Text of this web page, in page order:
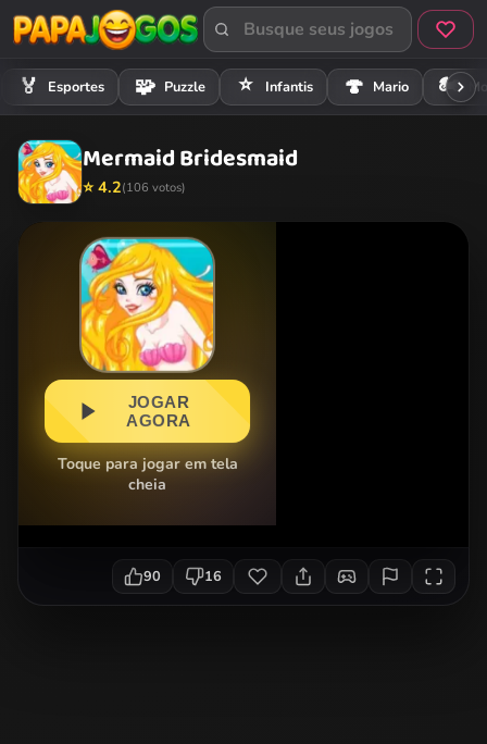
🏅 Esportes 🧩 Puzzle ⭐ Infantis 🍄 Mario 🏍️
Mermaid Bridesmaid
⭐ 4.2(106 votos)
JOGAR
AGORA
Toque para jogar em tela
cheia
90 16